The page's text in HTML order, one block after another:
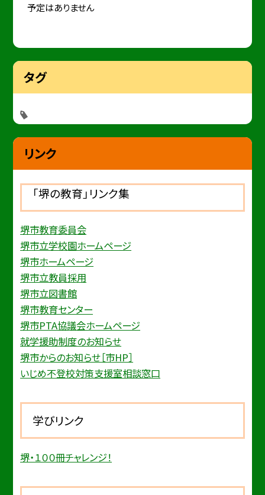
予定はありません
タグ
リンク
「堺の教育」リンク集
堺市教育委員会
堺市立学校園ホームページ
堺市ホームページ
堺市立教員採用
堺市立図書館
堺市教育センター
堺市PTA協議会ホームページ
就学援助制度のお知らせ
堺市からのお知らせ［市HP］
いじめ不登校対策支援室相談窓口
学びリンク
堺・１００冊チャレンジ！